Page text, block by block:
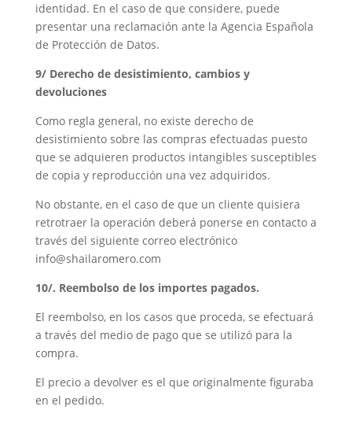
identidad. En el caso de que considere, puede
presentar una reclamación ante la Agencia Española
de Protección de Datos.
9/ Derecho de desistimiento, cambios y
devoluciones
Como regla general, no existe derecho de
desistimiento sobre las compras efectuadas puesto
que se adquieren productos intangibles susceptibles
de copia y reproducción una vez adquiridos.
No obstante, en el caso de que un cliente quisiera
retrotraer la operación deberá ponerse en contacto a
través del siguiente correo electrónico
info@shailaromero.com
10/. Reembolso de los importes pagados.
El reembolso, en los casos que proceda, se efectuará
a través del medio de pago que se utilizó para la
compra.
El precio a devolver es el que originalmente figuraba
en el pedido.